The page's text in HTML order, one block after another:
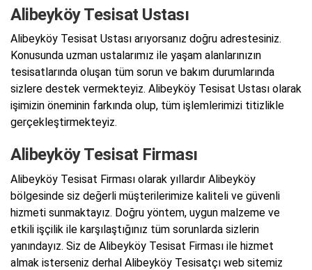
Alibeyköy Tesisat Ustası
Alibeyköy Tesisat Ustası arıyorsanız doğru adrestesiniz.
Konusunda uzman ustalarımız ile yaşam alanlarınızın
tesisatlarında oluşan tüm sorun ve bakım durumlarında
sizlere destek vermekteyiz. Alibeyköy Tesisat Ustası olarak
işimizin öneminin farkında olup, tüm işlemlerimizi titizlikle
gerçekleştirmekteyiz.
Alibeyköy Tesisat Firması
Alibeyköy Tesisat Firması olarak yıllardır Alibeyköy
bölgesinde siz değerli müşterilerimize kaliteli ve güvenli
hizmeti sunmaktayız. Doğru yöntem, uygun malzeme ve
etkili işçilik ile karşılaştığınız tüm sorunlarda sizlerin
yanındayız. Siz de Alibeyköy Tesisat Firması ile hizmet
almak isterseniz derhal Alibeyköy Tesisatçı web sitemiz